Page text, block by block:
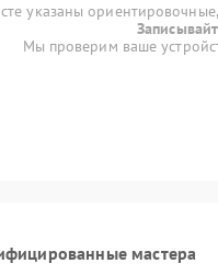
указаны
Мы проверим ваше
мастера